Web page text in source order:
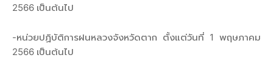
2566 เป็นต้นไป
-หน่วยปฏิบัติการฝนหลวงจังหวัดตาก ตั้งแต่วันที่ 1 พฤษภาคม
2566 เป็นต้นไป